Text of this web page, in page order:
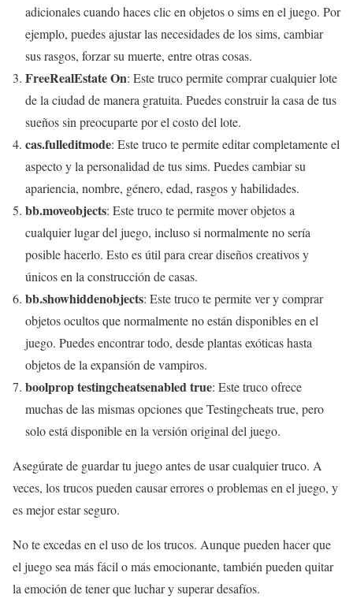
adicionales cuando haces clic en objetos o sims en el juego. Por
ejemplo, puedes ajustar las necesidades de los sims, cambiar
sus rasgos, forzar su muerte, entre otras cosas.
FreeRealEstate On: Este truco permite comprar cualquier lote
de la ciudad de manera gratuita. Puedes construir la casa de tus
sueños sin preocuparte por el costo del lote.
cas.fulleditmode: Este truco te permite editar completamente el
aspecto y la personalidad de tus sims. Puedes cambiar su
apariencia, nombre, género, edad, rasgos y habilidades.
bb.moveobjects: Este truco te permite mover objetos a
cualquier lugar del juego, incluso si normalmente no sería
posible hacerlo. Esto es útil para crear diseños creativos y
únicos en la construcción de casas.
bb.showhiddenobjects: Este truco te permite ver y comprar
objetos ocultos que normalmente no están disponibles en el
juego. Puedes encontrar todo, desde plantas exóticas hasta
objetos de la expansión de vampiros.
boolprop testingcheatsenabled true: Este truco ofrece
muchas de las mismas opciones que Testingcheats true, pero
solo está disponible en la versión original del juego.
Asegúrate de guardar tu juego antes de usar cualquier truco. A
veces, los trucos pueden causar errores o problemas en el juego, y
es mejor estar seguro.
No te excedas en el uso de los trucos. Aunque pueden hacer que
el juego sea más fácil o más emocionante, también pueden quitar
la emoción de tener que luchar y superar desafíos.